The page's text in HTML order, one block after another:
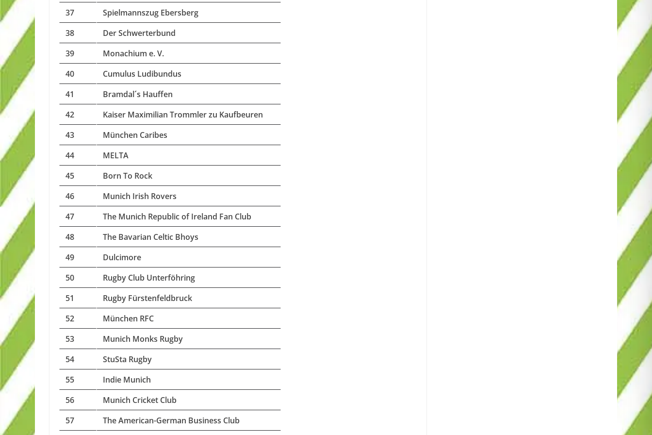
37
Spielmannszug Ebersberg
38
Der Schwerterbund
39
Monachium e. V.
40
Cumulus Ludibundus
41
Bramdal´s Hauffen
42
Kaiser Maximilian Trommler zu Kaufbeuren
43
München Caribes
44
MELTA
45
Born To Rock
46
Munich Irish Rovers
47
The Munich Republic of Ireland Fan Club
48
The Bavarian Celtic Bhoys
49
Dulcimore
50
Rugby Club Unterföhring
51
Rugby Fürstenfeldbruck
52
München RFC
53
Munich Monks Rugby
54
StuSta Rugby
55
Indie Munich
56
Munich Cricket Club
57
The American-German Business Club